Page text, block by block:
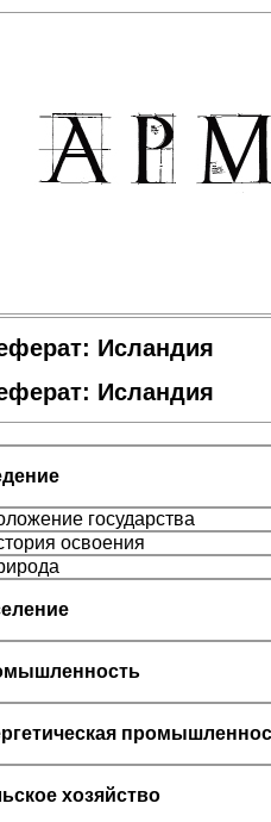
Исландия
Исландия
государства
освоения
хозяйство